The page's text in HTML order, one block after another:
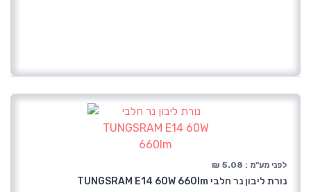
לפני מע"מ : 5.08 ₪
נורת ליבון נר חלבי TUNGSRAM E14 60W 660lm